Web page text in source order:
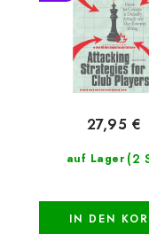
auf Lager (2
27,95 €
IN DEN